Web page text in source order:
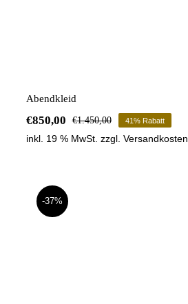
Abendkleid
€1.450,00Ursprünglicher
Preis
€850,00
Aktueller
Preis
41% Rabatt
inkl. 19 % MwSt. zzgl. Versandkosten
-37%